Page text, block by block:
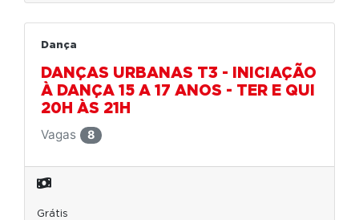
Dança
DANÇAS URBANAS T3 - INICIAÇÃO
À DANÇA 15 A 17 ANOS - TER E QUI
20H ÀS 21H
Vagas
8
Grátis